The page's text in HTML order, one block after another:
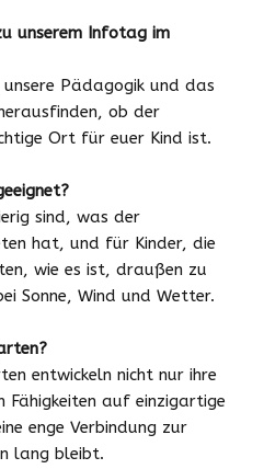
unserem Infotag im
Pädagogik und das
ob der
Ort für euer Kind ist.
sind, was der
hat, und für Kinder, die
wie es ist, draußen zu
Sonne, Wind und Wetter.
entwickeln nicht nur ihre
Fähigkeiten auf einzigartige
enge Verbindung zur
lang bleibt.